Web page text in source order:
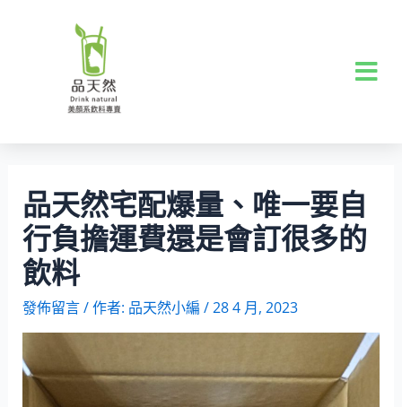
品天然宅配爆量、唯一要自
行負擔運費還是會訂很多的
飲料
發佈留言/ 作者: 品天然小編 /28 4 月, 2023